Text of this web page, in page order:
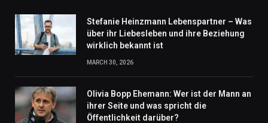
Stefanie Heinzmann Lebenspartner – Was
über ihr Liebesleben und ihre Beziehung
wirklich bekannt ist
MARCH 30, 2026
Olivia Bopp Ehemann: Wer ist der Mann an
ihrer Seite und was spricht die
Öffentlichkeit darüber?